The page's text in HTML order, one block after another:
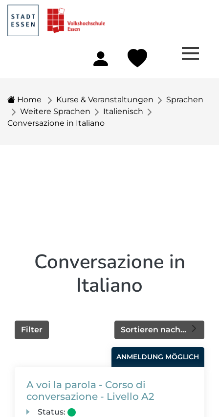
Home Kurse & Veranstaltungen
Sprachen
Weitere Sprachen
Italienisch
Conversazione in Italiano
Conversazione in
Italiano
Sortieren nach...
Filter
ANMELDUNG MÖGLICH
A voi la parola - Corso di
conversazione - Livello A2
Status: